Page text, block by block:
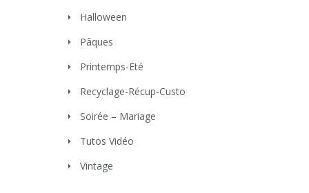
Halloween
Pâques
Printemps-Eté
Recyclage-Récup-Custo
Soirée – Mariage
Tutos Vidéo
Vintage